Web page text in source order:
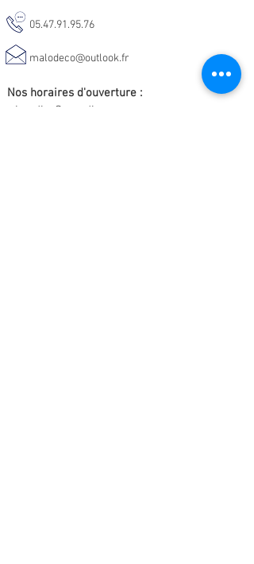
05.47.91.95.76
malodeco@outlook.fr
Nos horaires d'ouverture :
Lundi - Samedi :